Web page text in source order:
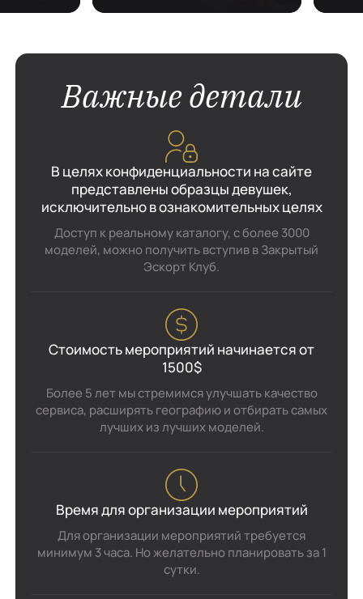
Важные детали
В целях конфиденциальности на сайте
представлены образцы девушек,
исключительно в ознакомительных целях
Доступ к реальному каталогу, с более 3000
моделей, можно получить вступив в Закрытый
Эскорт Клуб.
Стоимость мероприятий начинается от
1500$
Более 5 лет мы стремимся улучшать качество
сервиса, расширять географию и отбирать самых
лучших из лучших моделей.
Время для организации мероприятий
Для организации мероприятий требуется
минимум 3 часа. Но желательно планировать за 1
сутки.